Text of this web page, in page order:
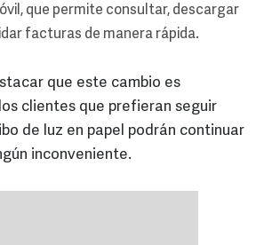
que permite consultar, descargar
facturas de manera rápida.
que este cambio es
clientes que prefieran seguir
de luz en papel podrán continuar
inconveniente.